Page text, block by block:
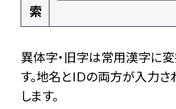
索
異体字・旧字は常用漢字に
す。地名とIDの両方が入力
します。